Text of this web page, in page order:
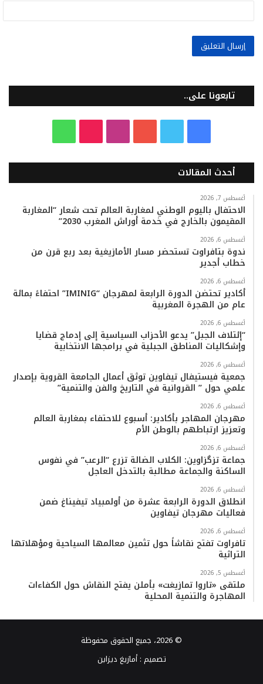
تابعونا على..
س
و
ك
ي
ت
ر
ت
ي
و
ب
س
ت
ق
ر
م
k
o
k
ت
س
ب
أحدث المقالات
أغسطس 7, 2026
الاحتفال باليوم الوطني لمغاربة العالم تحت شعار “المغاربة
المقيمون بالخارج في خدمة أوراش المغرب 2030”
أغسطس 6, 2026
ندوة بتافراوت تستحضر مسار الأمازيغية بعد ربع قرن من
خطاب أجدير
أغسطس 6, 2026
أكادير تحتضن الدورة الرابعة لمهرجان “IMINIG” احتفاءً بمائة
عام من الهجرة المغربية
أغسطس 6, 2026
“إئتلاف الجبل” يدعو الأحزاب السياسية إلى إدماج قضايا
وإشكاليات المناطق الجبلية في برامجها الانتخابية
أغسطس 6, 2026
جمعية فيستيفال تيفاوين توثق أعمال الجامعة القروية بإصدار
علمي حول ” القروانية في التاريخ والفن والتنمية”
أغسطس 6, 2026
مهرجان المهاجر بأكادير: أسبوع للاحتفاء بمغاربة العالم
وتعزيز ارتباطهم بالوطن الأم
أغسطس 6, 2026
جماعة تزگزاوين: الكلاب الضالة تزرع “الرعب” في نفوس
الساكنة والجماعة مطالبة بالتدخل العاجل
أغسطس 6, 2026
انطلاق الدورة الرابعة عشرة من أولمبياد تيفيناغ ضمن
فعاليات مهرجان تيفاوين
أغسطس 6, 2026
تافراوت تفتح نقاشاً حول تثمين معالمها السياحية ومؤهلاتها
التراثية
أغسطس 5, 2026
ملتقى «تاروا تمازيغت» بأملن يفتح النقاش حول الكفاءات
المهاجرة والتنمية المحلية
© 2026، جميع الحقوق محفوظة
تصميم :أمازيغ ديزاين